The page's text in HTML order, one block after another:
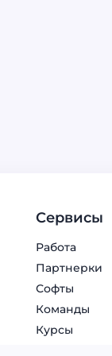
Сервисы
Работа
Партнерки
Софты
Команды
Курсы